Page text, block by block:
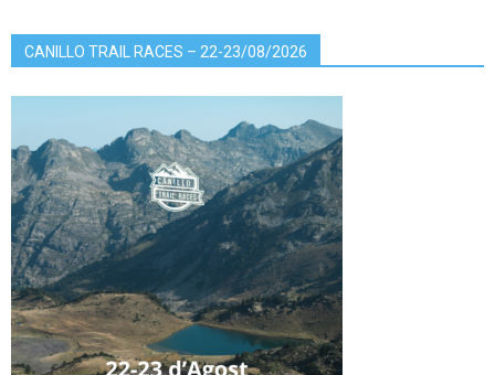
CANILLO TRAIL RACES – 22-23/08/2026